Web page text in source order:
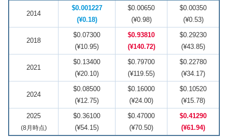
2014
$0.001227
(¥0.18)
$0.00650
(¥0.98)
$0.00350
(¥0.53)
2018
$0.07300
(¥10.95)
$0.93810
(¥140.72)
$0.29230
(¥43.85)
2021
$0.13400
(¥20.10)
$0.79700
(¥119.55)
$0.22780
(¥34.17)
2024
$0.08500
(¥12.75)
$0.16000
(¥24.00)
$0.10520
(¥15.78)
2025
(8月時点)
$0.36100
(¥54.15)
$0.47000
(¥70.50)
$0.41290
(¥61.94)